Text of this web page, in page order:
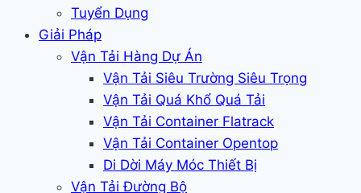
Tuyển Dụng
Giải Pháp
Vận Tải Hàng Dự Án
Vận Tải Siêu Trường Siêu Trọng
Vận Tải Quá Khổ Quá Tải
Vận Tải Container Flatrack
Vận Tải Container Opentop
Di Dời Máy Móc Thiết Bị
Vận Tải Đường Bộ